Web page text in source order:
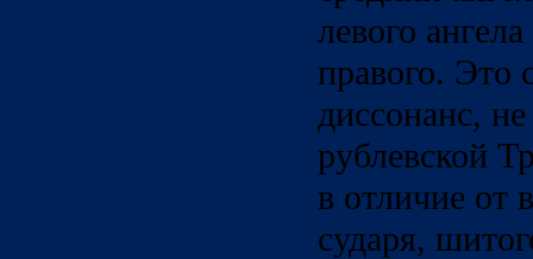
левого
правого. Это
диссонанс,
рублевской
в отличие от
сударя,